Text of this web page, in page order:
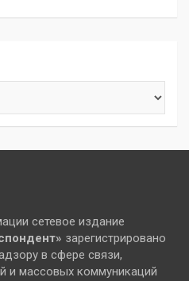
сетевое издание
зарегистрировано
в сфере связи,
и массовых коммуникаций